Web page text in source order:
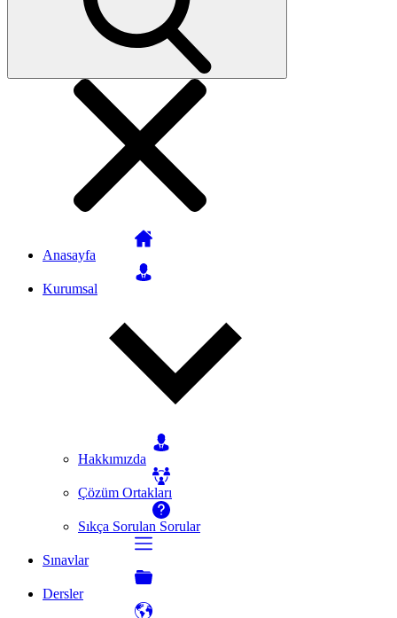
Anasayfa
Kurumsal
Hakkımızda
Çözüm Ortakları
Sıkça Sorulan Sorular
Sınavlar
Dersler